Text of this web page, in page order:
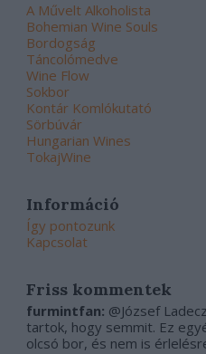
A Művelt Alkoholista
Bohemian Wine Souls
Bordogság
Táncolómedve
Wine Flow
Sokbor
Kontár Komlókutató
Sörbúvár
Hungarian Wines
TokajWine
Információ
Így pontozunk
Kapcsolat
Friss kommentek
furmintfan: @József
tartok, hogy semmit. Ez
olcsó bor, és nem is